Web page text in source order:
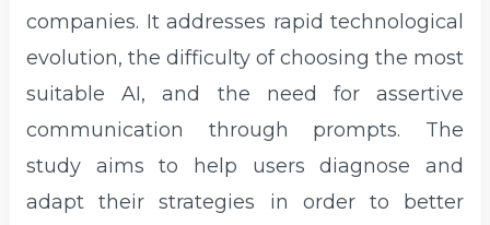
companies. It addresses rapid technological
evolution, the difficulty of choosing the most
suitable AI, and the need for assertive
communication through prompts. The
study aims to help users diagnose and
adapt their strategies in order to better